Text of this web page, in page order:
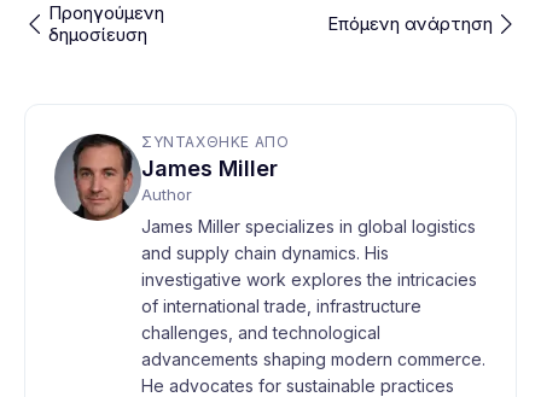
Προηγούμενη
δημοσίευση
Επόμενη ανάρτηση
ΣΥΝΤΆΧΘΗΚΕ ΑΠΌ
James Miller
Author
James Miller specializes in global logistics
and supply chain dynamics. His
investigative work explores the intricacies
of international trade, infrastructure
challenges, and technological
advancements shaping modern commerce.
He advocates for sustainable practices